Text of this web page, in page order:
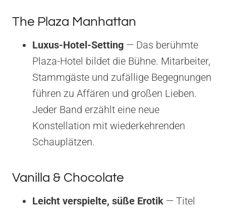
The Plaza Manhattan
Luxus-Hotel-Setting — Das berühmte
Plaza-Hotel bildet die Bühne. Mitarbeiter,
Stammgäste und zufällige Begegnungen
führen zu Affären und großen Lieben.
Jeder Band erzählt eine neue
Konstellation mit wiederkehrenden
Schauplätzen.
Vanilla & Chocolate
Leicht verspielte, süße Erotik — Titel